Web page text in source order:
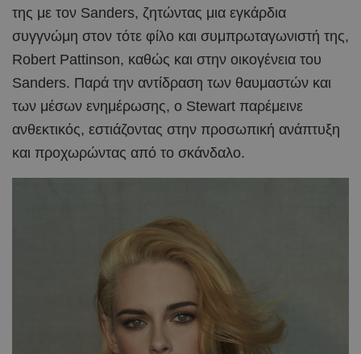
της με τον Sanders, ζητώντας μια εγκάρδια
συγγνώμη στον τότε φίλο και συμπρωταγωνιστή της,
Robert Pattinson, καθώς και στην οικογένεια του
Sanders. Παρά την αντίδραση των θαυμαστών και
των μέσων ενημέρωσης, ο Stewart παρέμεινε
ανθεκτικός, εστιάζοντας στην προσωπική ανάπτυξη
και προχωρώντας από το σκάνδαλο.